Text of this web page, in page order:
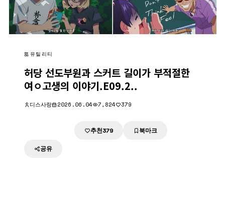
유틸리티
허당 선도부원과 스커트 길이가 부적절한
여ㅇ고생의 이야기.E09.2..
디스사랑 2026.06.04 7,824 379
추천379 북마크
공유